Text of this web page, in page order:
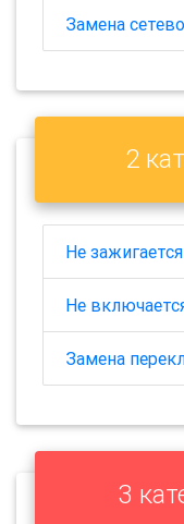
Замена
2
Не зажигается
Не
Замена
3